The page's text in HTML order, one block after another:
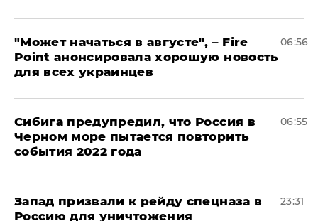
"Может начаться в августе", – Fire
Point анонсировала хорошую новость
для всех украинцев
06:56
Сибига предупредил, что Россия в
Черном море пытается повторить
события 2022 года
06:55
Запад призвали к рейду спецназа в
Россию для уничтожения
23:31